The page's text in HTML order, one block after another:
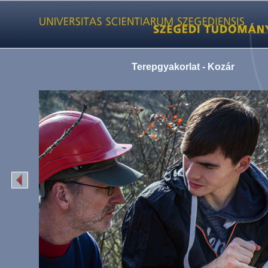
Terepgyakorlat - Kozár